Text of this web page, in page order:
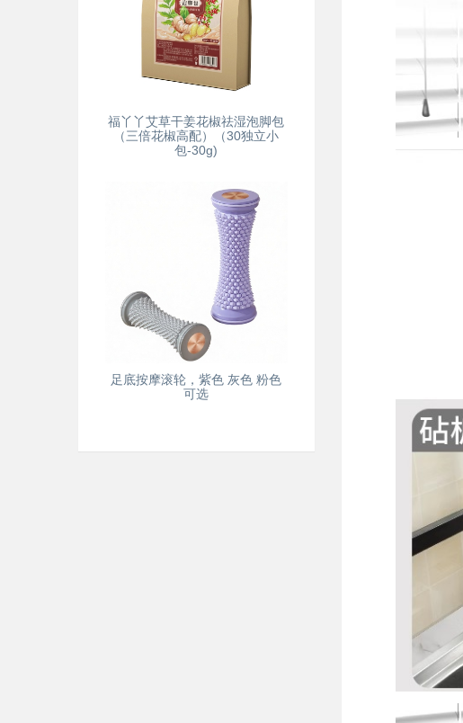
福丫丫艾草干姜花椒祛湿泡脚包
（三倍花椒高配）（30独立小
包-30g)
足底按摩滚轮，紫色 灰色 粉色
可选